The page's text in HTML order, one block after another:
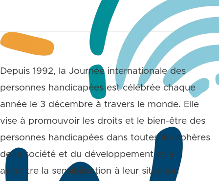
Depuis 1992, la Journée internationale des
personnes handicapées est célébrée chaque
année le 3 décembre à travers le monde. Elle
vise à promouvoir les droits et le bien-être des
personnes handicapées dans toutes les sphères
de la société et du développement et à
accroître la sensibilisation à leur situation